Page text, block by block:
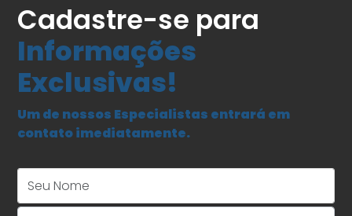
Cadastre-se para
Informações
Exclusivas!
Um de nossos Especialistas entrará em
contato imediatamente.